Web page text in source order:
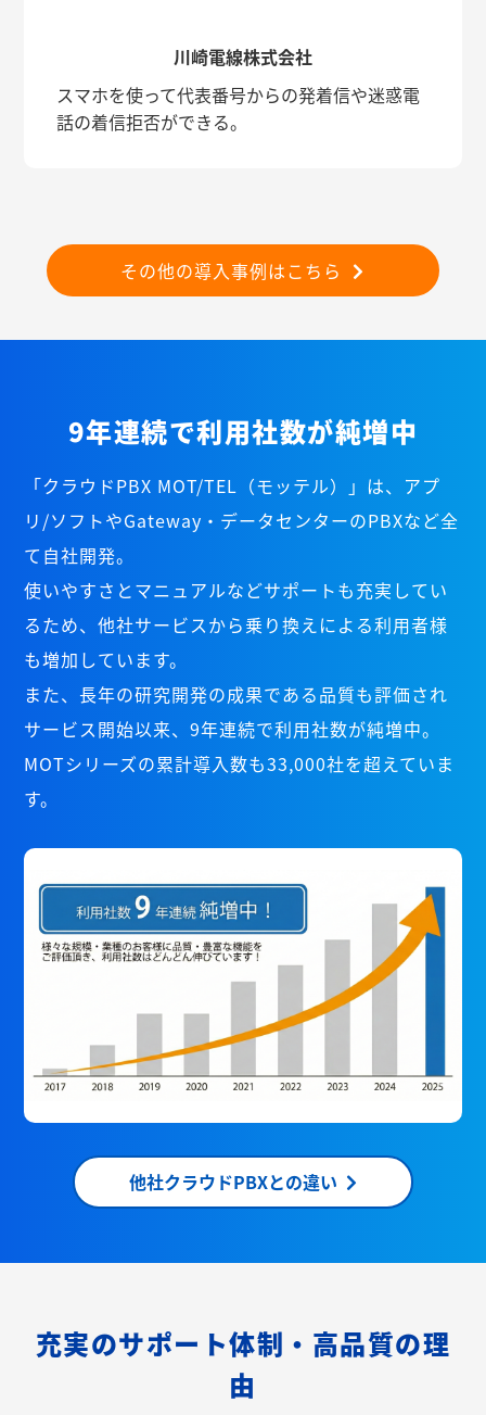
川崎電線株式会社
スマホを使って代表番号からの発着信や迷惑電
話の着信拒否ができる。
その他の導入事例はこちら
9年連続で利用社数が純増中
「クラウドPBX MOT/TEL（モッテル）」は、アプ
リ/ソフトやGateway・データセンターのPBXなど全
て自社開発。
使いやすさとマニュアルなどサポートも充実してい
るため、他社サービスから乗り換えによる利用者様
も増加しています。
また、長年の研究開発の成果である品質も評価され
サービス開始以来、9年連続で利用社数が純増中。
MOTシリーズの累計導入数も33,000社を超えていま
す。
他社クラウドPBXとの違い
充実のサポート体制・高品質の理
由